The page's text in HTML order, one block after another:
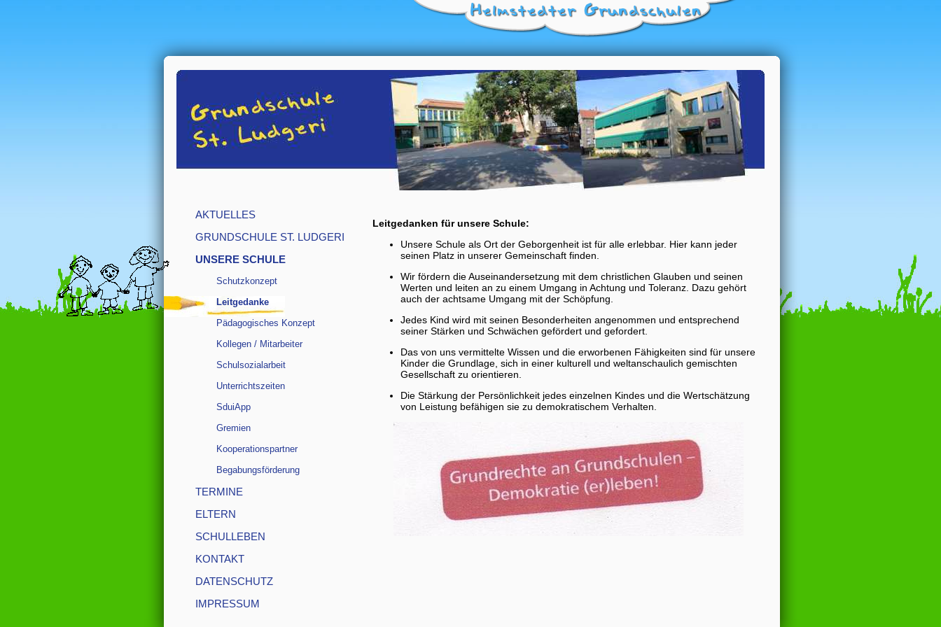
AKTUELLES
GRUNDSCHULE ST. LUDGERI
UNSERE SCHULE
Schutzkonzept
Leitgedanke
Pädagogisches Konzept
Kollegen / Mitarbeiter
Schulsozialarbeit
Unterrichtszeiten
SduiApp
Gremien
Kooperationspartner
Begabungsförderung
TERMINE
ELTERN
SCHULLEBEN
KONTAKT
DATENSCHUTZ
IMPRESSUM
Leitgedanken für unsere Schule:
Unsere Schule als Ort der Geborgenheit ist für alle erlebbar. Hier kann jeder
seinen Platz in unserer Gemeinschaft finden.
Wir fördern die Auseinandersetzung mit dem christlichen Glauben und seinen
Werten und leiten an zu einem Umgang in Achtung und Toleranz. Dazu gehört
auch der achtsame Umgang mit der Schöpfung.
Jedes Kind wird mit seinen Besonderheiten angenommen und entsprechend
seiner Stärken und Schwächen gefördert und gefordert.
Das von uns vermittelte Wissen und die erworbenen Fähigkeiten sind für unsere
Kinder die Grundlage, sich in einer kulturell und weltanschaulich gemischten
Gesellschaft zu orientieren.
Die Stärkung der Persönlichkeit jedes einzelnen Kindes und die Wertschätzung
von Leistung befähigen sie zu demokratischem Verhalten.